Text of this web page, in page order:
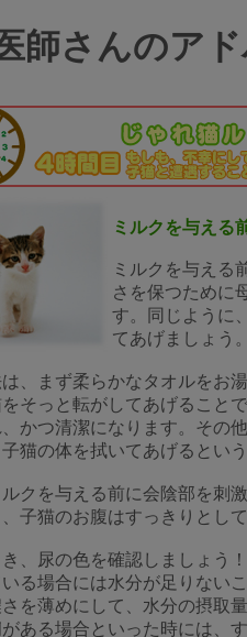
師さんのアド
ミルクを与える
ミルクを与える
さを保つために
す。同じように
てあげましょう。
、まず柔らかなタオルをお
そっと転がしてあげること
かつ清潔になります。その
猫の体を拭いてあげるとい
クを与える前に会陰部を刺
子猫のお腹はすっきりとし
、尿の色を確認しましょう
る場合には水分が足りない
さを薄めにして、水分の摂取
ある場合といった時には、